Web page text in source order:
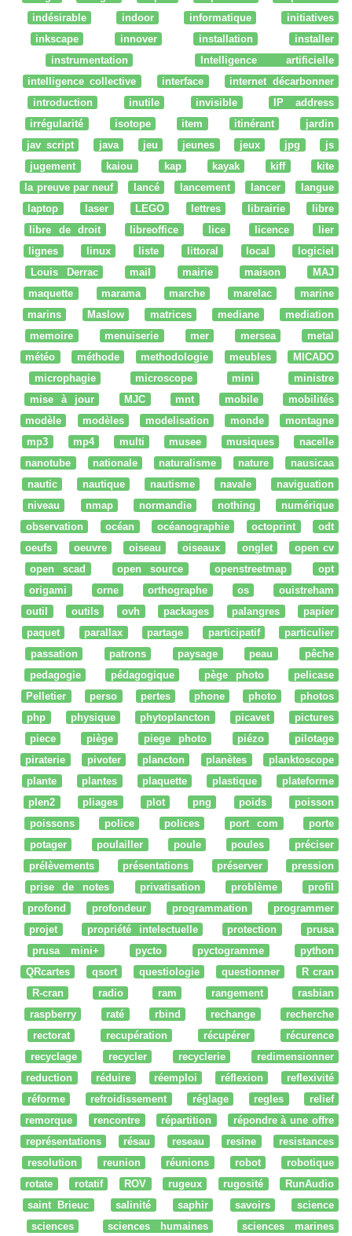
indésirable
indoor informatique
initiatives
inkscape
innover installation
installer
instrumentation
Intelligence artificielle
intelligence collective
interface
internet décarbonner
introduction
inutile invisible
IP address
irrégularité
isotope item itinérant
jardin
jav script
java jeu jeunes jeux jpg
js
jugement
kaiou kap kayak kiff
kite
la preuve par neuf
lancé lancement lancer
langue
laptop
laser LEGO lettres librairie
libre
libre de droit
libreoffice lice licence
lier
lignes
linux liste littoral local
logiciel
Louis Derrac
mail mairie maison
MAJ
maquette
marama marche marelac
marine
marins
Maslow matrices mediane
mediation
memoire
menuiserie mer mersea
metal
météo
méthode methodologie meubles
MICADO
microphagie
microscope mini
ministre
mise à jour
MJC mnt mobile
mobilités
modèle
modèles modelisation monde
montagne
mp3
mp4 multi musee musiques
nacelle
nanotube
nationale naturalisme nature
nausicaa
nautic
nautique nautisme navale
naviguation
niveau
nmap normandie nothing
numérique
observation
océan océanographie octoprint
odt
oeufs
oeuvre oiseau oiseaux onglet
open cv
open scad
open source openstreetmap
opt
origami
orne orthographe os
ouistreham
outil
outils ovh packages palangres
papier
paquet
parallax partage participatif
particulier
passation
patrons paysage peau
pêche
pedagogie
pédagogique pège photo
pelicase
Pelletier
perso pertes phone photo
photos
php
physique phytoplancton picavet
pictures
piece
piège piege photo piézo
pilotage
piraterie
pivoter plancton planètes
planktoscope
plante
plantes plaquette plastique
plateforme
plen2
pliages plot png poids
poisson
poissons
police polices port com
porte
potager
poulailler poule poules
préciser
prélèvements
présentations préserver
pression
prise de notes
privatisation problème
profil
profond
profondeur programmation
programmer
projet
propriété intelectuelle protection
prusa
prusa mini+
pycto pyctogramme
python
QRcartes
qsort questiologie questionner
R cran
R-cran
radio ram rangement
rasbian
raspberry
raté rbind rechange
recherche
rectorat
recupération récupérer
récurence
recyclage
recycler recyclerie
redimensionner
reduction
réduire réemploi réflexion
reflexivité
réforme
refroidissement réglage regles
relief
remorque
rencontre répartition
répondre à une offre
représentations
résau reseau resine
resistances
resolution
reunion réunions robot
robotique
rotate
rotatif ROV rugeux rugosité
RunAudio
saint Brieuc
salinité saphir savoirs
science
sciences
sciences humaines
sciences marines